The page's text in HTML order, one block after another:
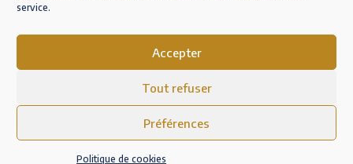
service.
Accepter
Tout refuser
Préférences
Politique de cookies
M'inscrire sur AlloMediateur
Mentions légales – RGPD
Conditions Générales d’Utilisation
Politique de cookies (EU)